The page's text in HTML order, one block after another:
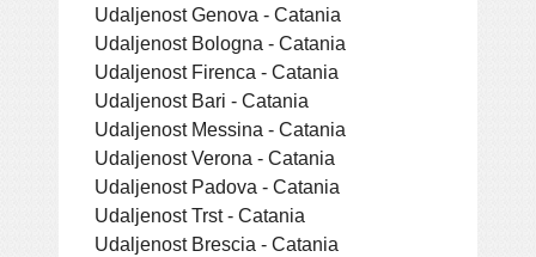
Udaljenost Genova - Catania
Udaljenost Bologna - Catania
Udaljenost Firenca - Catania
Udaljenost Bari - Catania
Udaljenost Messina - Catania
Udaljenost Verona - Catania
Udaljenost Padova - Catania
Udaljenost Trst - Catania
Udaljenost Brescia - Catania